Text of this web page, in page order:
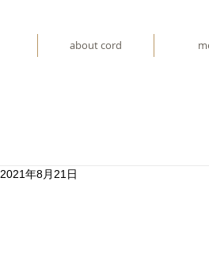
about cord
2021年8月21日